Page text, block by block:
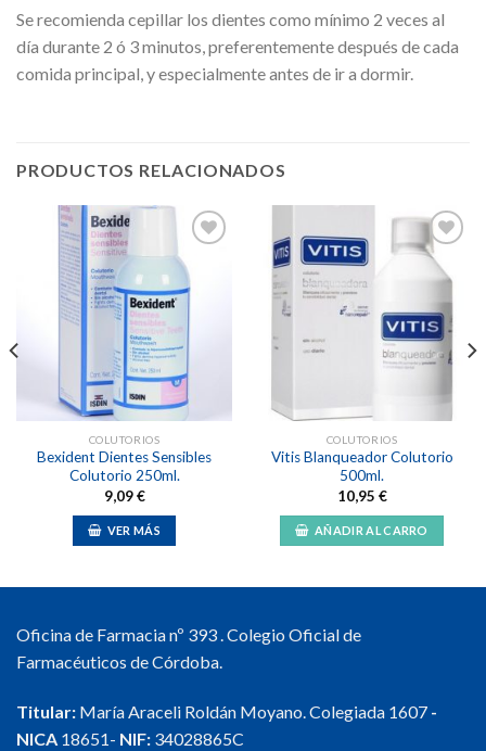
Se recomienda cepillar los dientes como mínimo 2 veces al
día durante 2 ó 3 minutos, preferentemente después de cada
comida principal, y especialmente antes de ir a dormir.
PRODUCTOS RELACIONADOS
Añadir
lista de
deseos
COLUTORIOS
Bexident Dientes Sensibles
Colutorio 250ml.
9,09€
VER MÁS
a la
lista de
deseos
COLUTORIOS
Vitis Blanqueador Colutorio
500ml.
10,95 €
AÑADIR AL CARRO
Oficina de Farmacia nº 393 . Colegio Oficial de
Farmacéuticos de Córdoba.
Titular: María Araceli Roldán Moyano. Colegiada 1607 -
NICA 18651- NIF: 34028865C